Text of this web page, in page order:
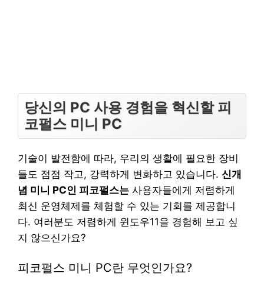
당신의 PC 사용 경험을 혁신할 피
코펄스 미니 PC
기술이 발전함에 따라, 우리의 생활에 필요한 장비
들도 점점 작고, 강력하게 변화하고 있습니다. 신개
념 미니 PC인 피코펄스는 사용자들에게 저렴하게
최신 운영체제를 체험할 수 있는 기회를 제공합니
다. 여러분도 저렴하게 윈도우11을 경험해 보고 싶
지 않으신가요?
피코펄스 미니 PC란 무엇인가요?